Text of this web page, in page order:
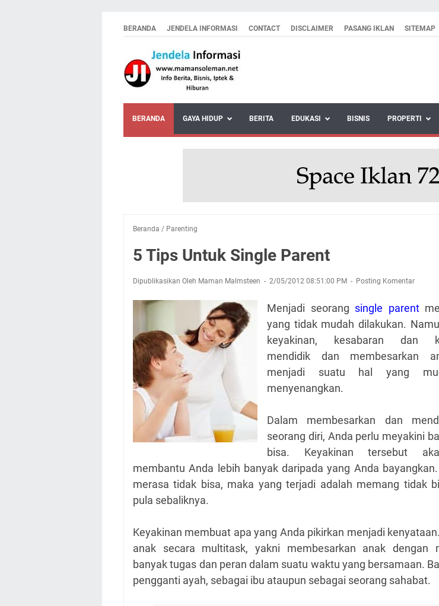
BERANDA JENDELA INFORMASI CONTACT DISCLAIMER PASANG IKLAN SITEMAP
BERANDA GAYA HIDUP BERITA EDUKASI BISNIS PROPERTI
Beranda / Parenting
5 Tips Untuk Single Parent
Dipublikasikan Oleh Maman Malmsteen 2/05/2012 08:51:00 PM Posting Komentar
Menjadi seorang single parent
yang tidak mudah dilakukan.
keyakinan, kesabaran dan
mendidik dan membesarkan
menjadi suatu hal yang
menyenangkan.
Dalam membesarkan dan
seorang diri, Anda perlu meyakini
bisa. Keyakinan tersebut
membantu Anda lebih banyak daripada yang Anda
merasa tidak bisa, maka yang terjadi adalah memang tidak
pula sebaliknya.
Keyakinan membuat apa yang Anda pikirkan menjadi
anak secara multitask, yakni membesarkan anak dengan
banyak tugas dan peran dalam suatu waktu yang bersamaan.
pengganti ayah, sebagai ibu ataupun sebagai seorang sahabat.